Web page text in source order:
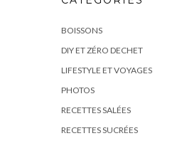
BOISSONS
DIY ET ZÉRO DECHET
LIFESTYLE ET VOYAGES
PHOTOS
RECETTES SALÉES
RECETTES SUCRÉES